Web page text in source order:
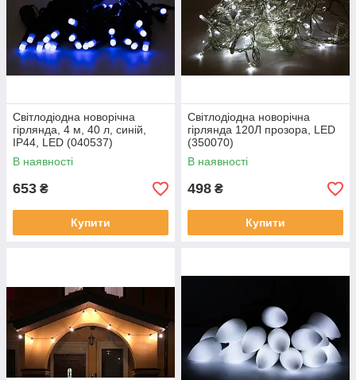
Світлодіодна новорічна
гірлянда, 4 м, 40 л, синій,
IP44, LED (040537)
В наявності
653 ₴
Купити
Світлодіодна новорічна
гірлянда 120Л прозора, LED
(350070)
В наявності
498 ₴
Купити